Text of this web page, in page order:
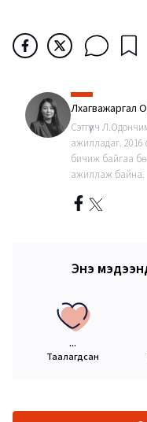
Сэтгүүлч
ажилладаг. 2016
бичиж байгаа
ажиллаж байна.
Энэ
...
Таалагдсан